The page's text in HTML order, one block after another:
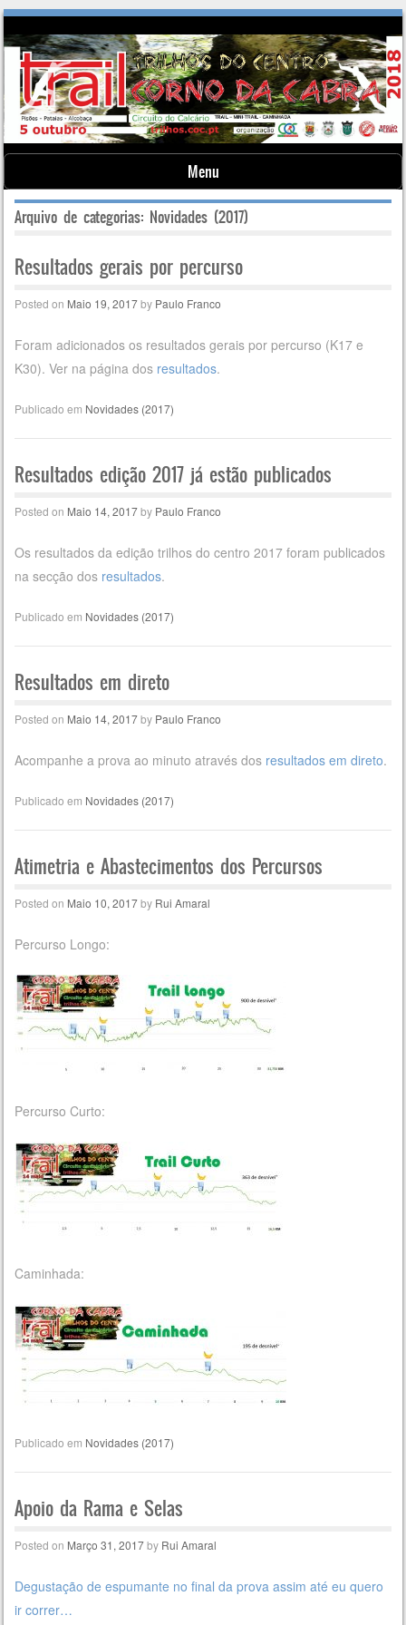
Menu
Skip to content
Arquivo de categorias: Novidades (2017)
Resultados gerais por percurso
Posted on Maio 19, 2017by Paulo Franco
Foram adicionados os resultados gerais por percurso (K17 e
K30). Ver na página dos resultados.
Publicado em Novidades (2017)
Resultados edição 2017 já estão publicados
Posted on Maio 14, 2017by Paulo Franco
Os resultados da edição trilhos do centro 2017 foram publicados
na secção dos resultados.
Publicado em Novidades (2017)
Resultados em direto
Posted on Maio 14, 2017by Paulo Franco
Acompanhe a prova ao minuto através dos resultados em direto.
Publicado em Novidades (2017)
Atimetria e Abastecimentos dos Percursos
Posted on Maio 10, 2017by Rui Amaral
Percurso Longo:
Percurso Curto:
Caminhada:
Publicado em Novidades (2017)
Apoio da Rama e Selas
Posted on Março 31, 2017by Rui Amaral
Degustação de espumante no final da prova assim até eu quero
ir correr…